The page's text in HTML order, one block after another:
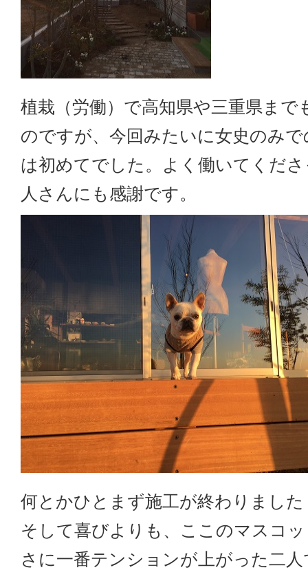
植栽（労働）で高知県や三重県まで
のですが、今回みたいに女史のみで
は初めてでした。よく働いてくだ
人さんにも感謝です。
何とかひとまず施工が終わりました
そして喜びよりも、ここのマスコ
さに一番テンションが上がった二人